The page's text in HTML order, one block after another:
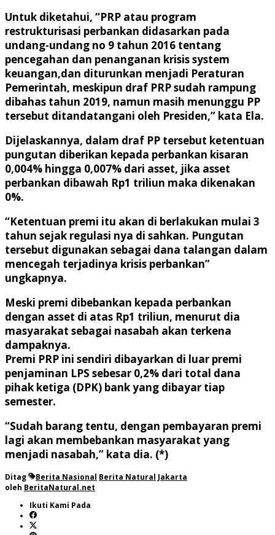
Untuk diketahui, “PRP atau program
restrukturisasi perbankan didasarkan pada
undang-undang no 9 tahun 2016 tentang
pencegahan dan penanganan krisis system
keuangan,dan diturunkan menjadi Peraturan
Pemerintah, meskipun draf PRP sudah rampung
dibahas tahun 2019, namun masih menunggu PP
tersebut ditandatangani oleh Presiden,” kata Ela.
Dijelaskannya, dalam draf PP tersebut ketentuan
pungutan diberikan kepada perbankan kisaran
0,004% hingga 0,007% dari asset, jika asset
perbankan dibawah Rp1 triliun maka dikenakan
0%.
“Ketentuan premi itu akan di berlakukan mulai 3
tahun sejak regulasi nya di sahkan. Pungutan
tersebut digunakan sebagai dana talangan dalam
mencegah terjadinya krisis perbankan”
ungkapnya.
Meski premi dibebankan kepada perbankan
dengan asset di atas Rp1 triliun, menurut dia
masyarakat sebagai nasabah akan terkena
dampaknya.
Premi PRP ini sendiri dibayarkan di luar premi
penjaminan LPS sebesar 0,2% dari total dana
pihak ketiga (DPK) bank yang dibayar tiap
semester.
“Sudah barang tentu, dengan pembayaran premi
lagi akan membebankan masyarakat yang
menjadi nasabah,” kata dia. (*)
Ditag Berita Nasional Berita Natural Jakarta
oleh BeritaNatural.net
Ikuti Kami Pada